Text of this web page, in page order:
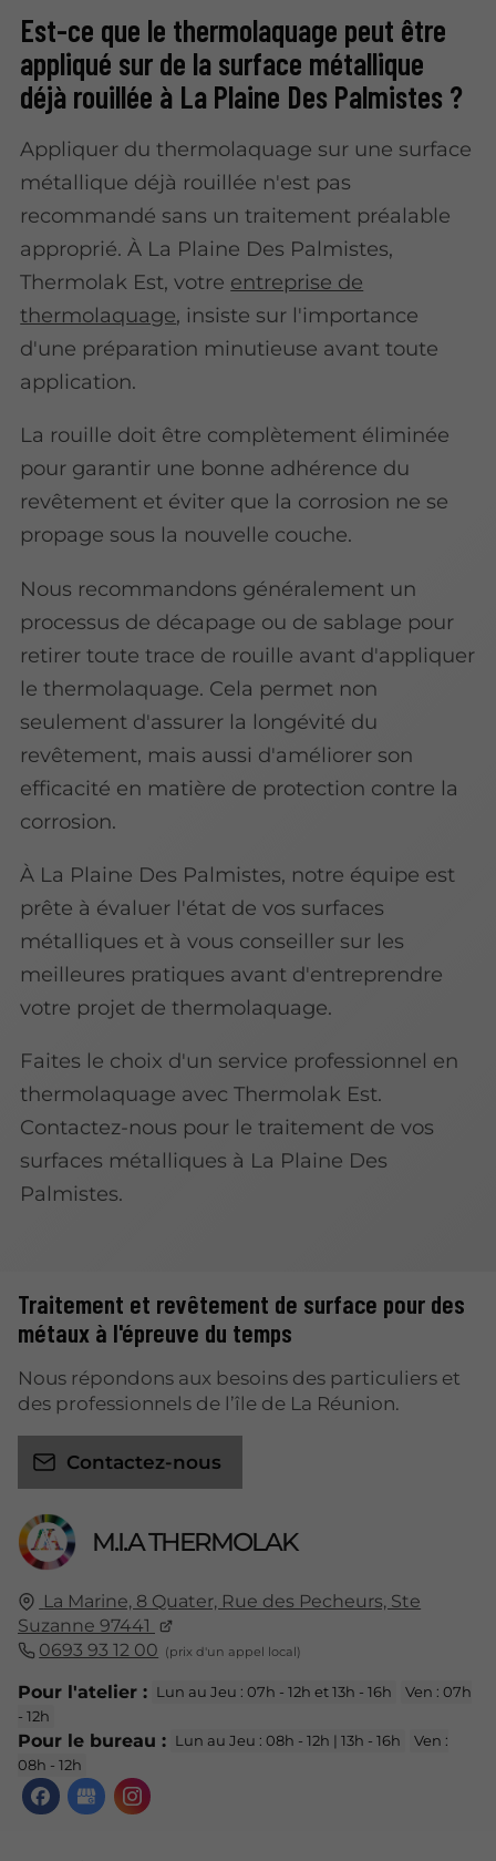
Est-ce que le thermolaquage peut être
appliqué sur de la surface métallique
déjà rouillée à La Plaine Des Palmistes ?
Appliquer du thermolaquage sur une surface
métallique déjà rouillée n'est pas
recommandé sans un traitement préalable
approprié. À La Plaine Des Palmistes,
Thermolak Est, votre entreprise de
thermolaquage, insiste sur l'importance
d'une préparation minutieuse avant toute
application.
La rouille doit être complètement éliminée
pour garantir une bonne adhérence du
revêtement et éviter que la corrosion ne se
propage sous la nouvelle couche.
Nous recommandons généralement un
processus de décapage ou de sablage pour
retirer toute trace de rouille avant d'appliquer
le thermolaquage. Cela permet non
seulement d'assurer la longévité du
revêtement, mais aussi d'améliorer son
efficacité en matière de protection contre la
corrosion.
À La Plaine Des Palmistes, notre équipe est
prête à évaluer l'état de vos surfaces
métalliques et à vous conseiller sur les
meilleures pratiques avant d'entreprendre
votre projet de thermolaquage.
Faites le choix d'un service professionnel en
thermolaquage avec Thermolak Est.
Contactez-nous pour le traitement de vos
surfaces métalliques à La Plaine Des
Palmistes.
M.I.A THERMOLAK
La Marine, 8 Quater, Rue des Pecheurs, Ste
Suzanne 97441
0693 93 12 00
Pour l'atelier : Lun au Jeu : 07h - 12h et 13h - 16h
Ven : 07h
- 12h
Pour le bureau : Lun au Jeu : 08h - 12h | 13h - 16h
Ven :
08h - 12h
Traitement et revêtement de surface pour des
métaux à l'épreuve du temps
Nous répondons aux besoins des particuliers et
des professionnels de l’île de La Réunion.
Contactez-nous